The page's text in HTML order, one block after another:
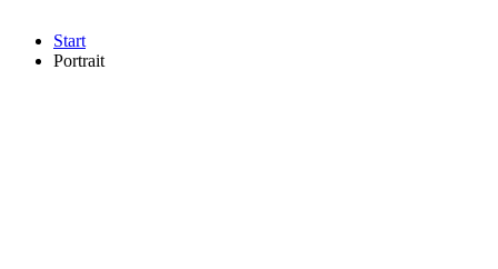
Start
Portrait